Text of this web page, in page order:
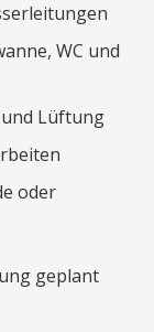
WC und
Lüftung
oder
geplant